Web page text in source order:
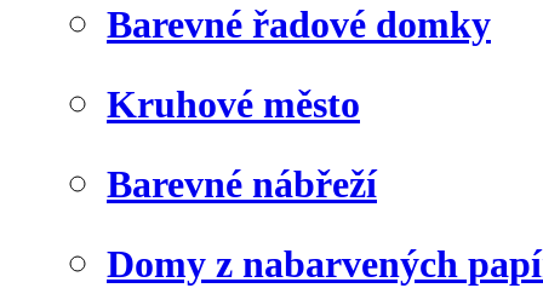
Barevné řadové domky
Kruhové město
Barevné nábřeží
Domy z nabarvených